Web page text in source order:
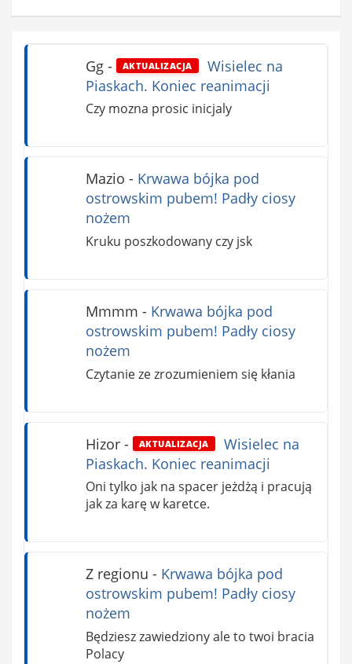
Gg- AKTUALIZACJA
Wisielec na
Piaskach. Koniec reanimacji
Czy mozna prosic inicjaly
Mazio - Krwawa bójka pod
ostrowskim pubem! Padły ciosy
nożem
Kruku poszkodowany czy jsk
Mmmm - Krwawa bójka pod
ostrowskim pubem! Padły ciosy
nożem
Czytanie ze zrozumieniem się kłania
Hizor- AKTUALIZACJA
Wisielec na
Piaskach. Koniec reanimacji
Oni tylko jak na spacer jeżdżą i pracują
jak za karę w karetce.
Z regionu - Krwawa bójka pod
ostrowskim pubem! Padły ciosy
nożem
Będziesz zawiedziony ale to twoi bracia
Polacy